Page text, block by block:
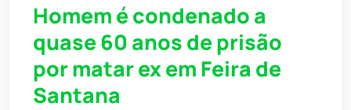
Homem é condenado a
quase 60 anos de prisão
por matar ex em Feira de
Santana